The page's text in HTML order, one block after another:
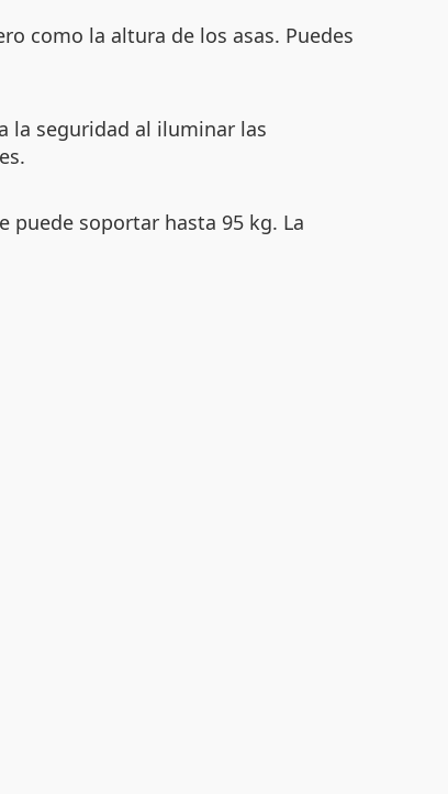
como la altura de los asas. Puedes
la seguridad al iluminar las
puede soportar hasta 95 kg. La